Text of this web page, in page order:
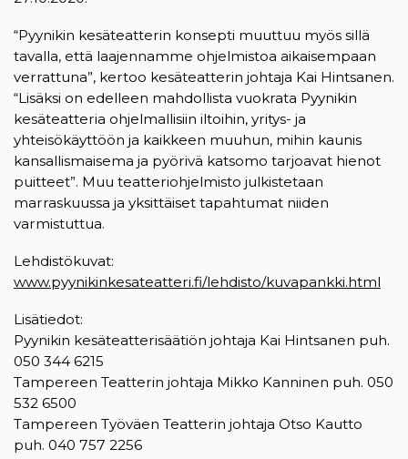
“Pyynikin kesäteatterin konsepti muuttuu myös sillä
tavalla, että laajennamme ohjelmistoa aikaisempaan
verrattuna”, kertoo kesäteatterin johtaja Kai Hintsanen.
“Lisäksi on edelleen mahdollista vuokrata Pyynikin
kesäteatteria ohjelmallisiin iltoihin, yritys- ja
yhteisökäyttöön ja kaikkeen muuhun, mihin kaunis
kansallismaisema ja pyörivä katsomo tarjoavat hienot
puitteet”. Muu teatteriohjelmisto julkistetaan
marraskuussa ja yksittäiset tapahtumat niiden
varmistuttua.
Lehdistökuvat:
www.pyynikinkesateatteri.fi/lehdisto/kuvapankki.html
Lisätiedot:
Pyynikin kesäteatterisäätiön johtaja Kai Hintsanen puh.
050 344 6215
Tampereen Teatterin johtaja Mikko Kanninen puh. 050
532 6500
Tampereen Työväen Teatterin johtaja Otso Kautto
puh. 040 757 2256